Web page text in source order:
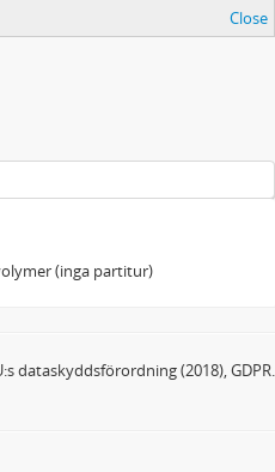
Close
(inga partitur)
dataskyddsförordning (2018), GDPR.